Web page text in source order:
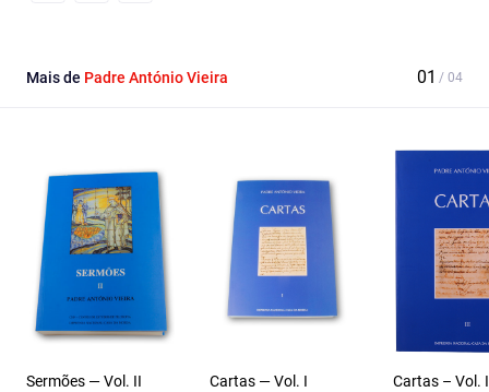
Mais de Padre António Vieira
Sermões — Vol. II Cartas — Vol. I Cartas – Vol.